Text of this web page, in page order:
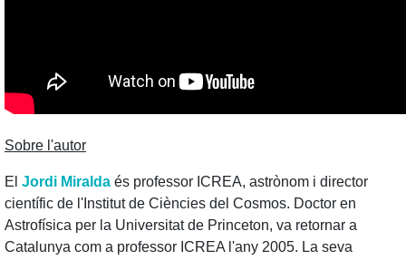
Sobre l'autor
El Jordi Miralda és professor ICREA, astrònom i director
científic de l'Institut de Ciències del Cosmos. Doctor en
Astrofísica per la Universitat de Princeton, va retornar a
Catalunya com a professor ICREA l'any 2005. La seva